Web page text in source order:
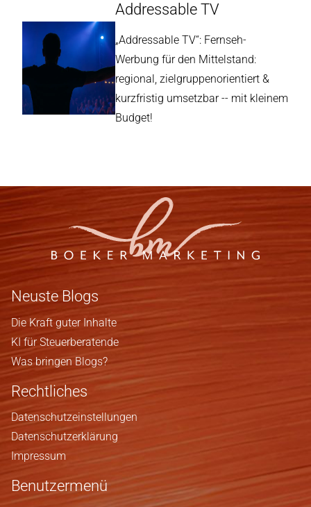
Addressable TV
„Addressable TV“: Fernseh-
Werbung für den Mittelstand:
regional, zielgruppenorientiert &
kurzfristig umsetzbar -- mit kleinem
Budget!
Neuste Blogs
Die Kraft guter Inhalte
KI für Steuerberatende
Was bringen Blogs?
Rechtliches
Datenschutzeinstellungen
Datenschutzerklärung
Impressum
Benutzermenü